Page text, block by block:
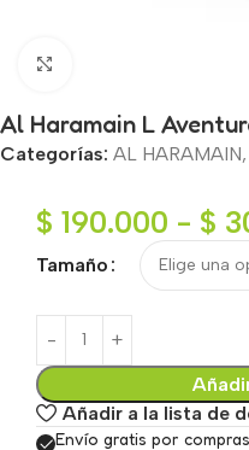
Al Haramain L
Categorías: AL HARAMAIN,
$ 190.000 - $
Tamaño
Añadir a la lista de
Envío gratis por